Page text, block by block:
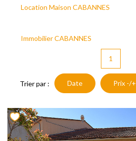
Nous Rejoindre
Nos Avis Clients
CONTACT
EXTRANET
Location Maison CABANNES
Immobilier CABANNES
1
Trier par : Date Prix -/+